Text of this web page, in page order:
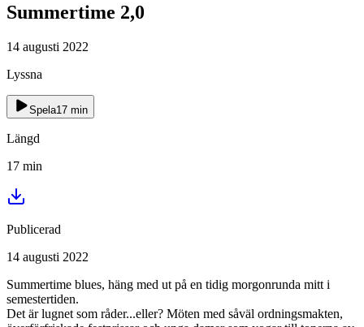
Summertime 2,0
14 augusti 2022
Lyssna
Spela17 min
Längd
17 min
Publicerad
14 augusti 2022
Summertime blues, häng med ut på en tidig morgonrunda mitt i
semestertiden.
Det är lugnet som råder...eller? Möten med såväl ordningsmakten,